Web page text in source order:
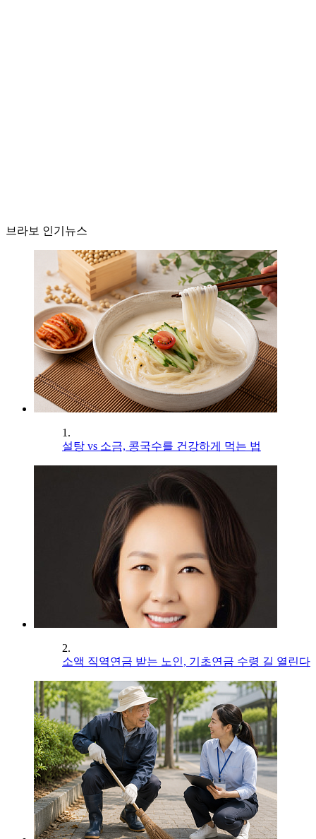
브라보 인기뉴스
1.
설탕 vs 소금, 콩국수를 건강하게 먹는 법
2.
소액 직역연금 받는 노인, 기초연금 수령 길 열린다